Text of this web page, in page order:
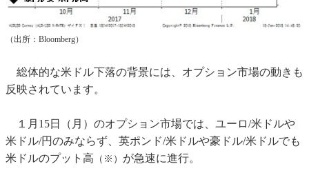
（出所：Bloomberg）
総体的な米ドル下落の背景には、オプション市場の動きも
反映されています。
１月15日（月）のオプション市場では、ユーロ/米ドルや
米ドル/円のみならず、英ポンド/米ドルや豪ドル/米ドルでも
米ドルのプット高 （※） が急速に進行。